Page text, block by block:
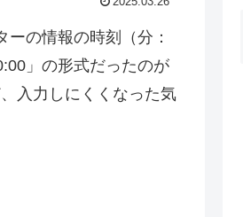
の情報の時刻（分：
」の形式だったのが
入力しにくくなった気